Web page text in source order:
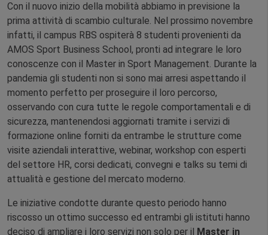
Con il nuovo inizio della mobilità abbiamo in previsione la
prima attività di scambio culturale. Nel prossimo novembre
infatti, il campus RBS ospiterà 8 studenti provenienti da
AMOS Sport Business School, pronti ad integrare le loro
conoscenze con il Master in Sport Management. Durante la
pandemia gli studenti non si sono mai arresi aspettando il
momento perfetto per proseguire il loro percorso,
osservando con cura tutte le regole comportamentali e di
sicurezza, mantenendosi aggiornati tramite i servizi di
formazione online forniti da entrambe le strutture come
visite aziendali interattive, webinar, workshop con esperti
del settore HR, corsi dedicati, convegni e talks su temi di
attualità e gestione del mercato moderno.
Le iniziative condotte durante questo periodo hanno
riscosso un ottimo successo ed entrambi gli istituti hanno
deciso di ampliare i loro servizi non solo per il
Master in